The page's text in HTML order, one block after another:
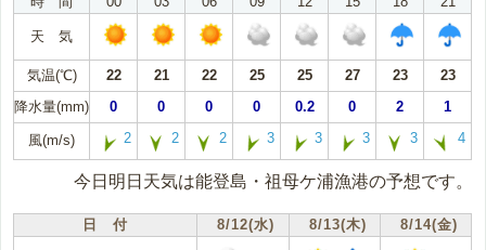
天 気
気温(℃) 22 21 22 25 25 27 23
23
降水量(mm)
0 0 0 0 0.2 0 2 1
風(m/s) 2 2 2 3 3 3 3 4
今日明日天気は能登島・祖母ケ浦漁港の予想です。
日 付 8/12(水) 8/13(木) 8/14(金)